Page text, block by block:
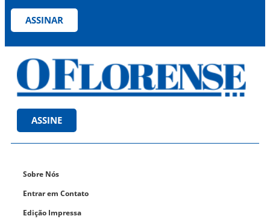
ASSINAR
ASSINE
Sobre Nós
Entrar em Contato
Edição Impressa